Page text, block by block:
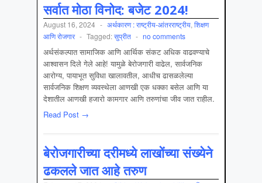
सर्वात मोठा विनोद: बजेट 2024!
August 16, 2024 - अर्थकारण : राष्ट्रीय-आंतरराष्ट्रीय, शिक्षण
आणि रोजगार - Tagged:सुप्रीत - no comments
अर्थसंकल्पात सामाजिक आणि आर्थिक संकट अधिक वाढवण्याचे
आश्वासन दिले गेले आहे! यामुळे बेरोजगारी वाढेल, सार्वजनिक
आरोग्य, पायाभूत सुविधा खालावतील, आधीच ढासळलेल्या
सार्वजनिक शिक्षण व्यवस्थेला आणखी एक धक्का बसेल आणि या
देशातील आणखी हजारो कामगार आणि तरुणांचा जीव जात राहील.
Read Post →
बेरोजगारीच्या दरीमध्ये लाखोंच्या संख्येने
ढकलले जात आहे तरुण